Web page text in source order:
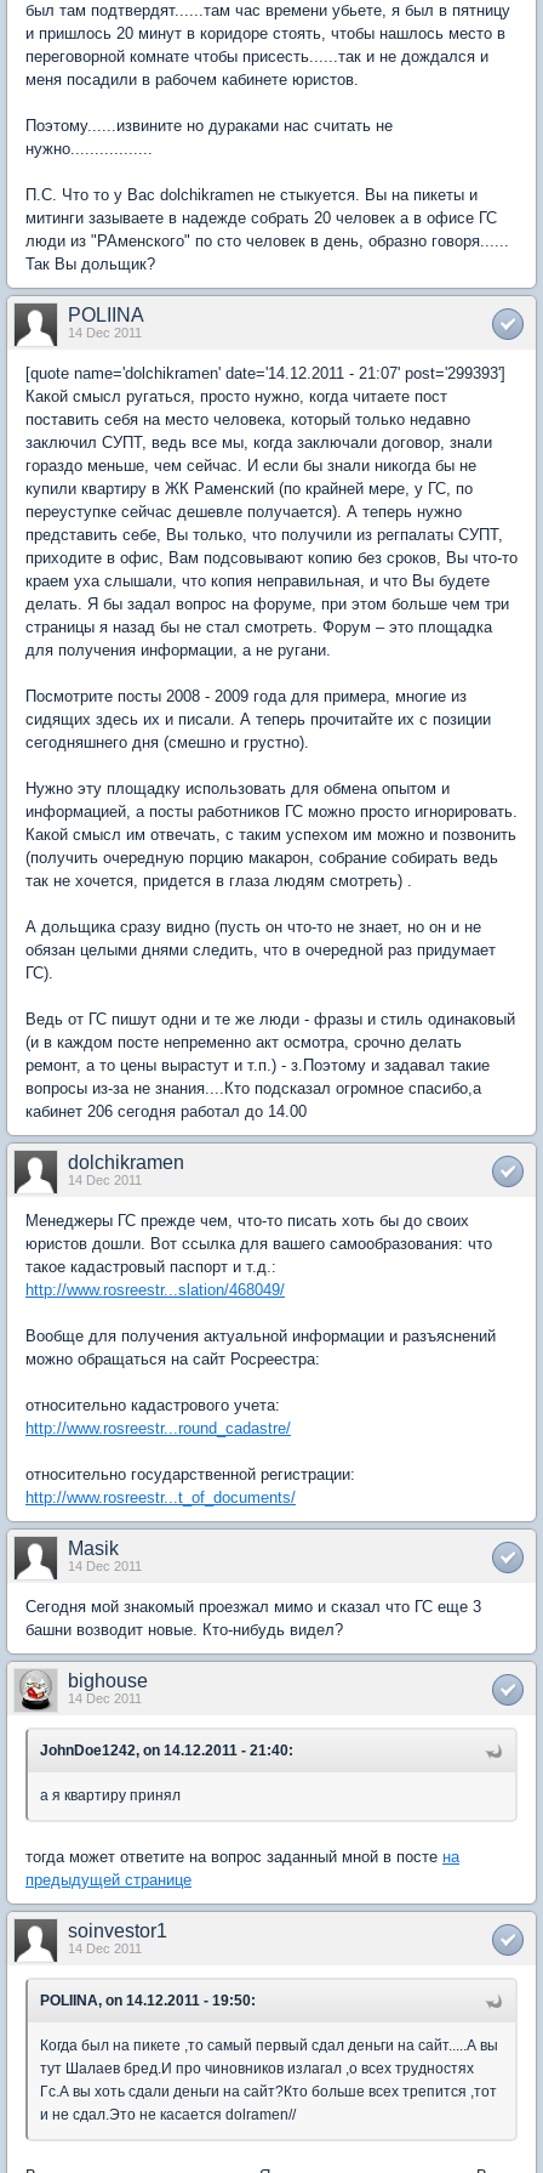
был там подтвердят......там час времени убьете, я был в пятницу
и пришлось 20 минут в коридоре стоять, чтобы нашлось место в
переговорной комнате чтобы присесть......так и не дождался и
меня посадили в рабочем кабинете юристов.
Поэтому......извините но дураками нас считать не
нужно.................
П.С. Что то у Вас dolchikramen не стыкуется. Вы на пикеты и
митинги зазываете в надежде собрать 20 человек а в офисе ГС
люди из "РАменского" по сто человек в день, образно говоря......
Так Вы дольщик?
POLIINA
14 Dec 2011
[quote name='dolchikramen' date='14.12.2011 - 21:07' post='299393']
Какой смысл ругаться, просто нужно, когда читаете пост
поставить себя на место человека, который только недавно
заключил СУПТ, ведь все мы, когда заключали договор, знали
гораздо меньше, чем сейчас. И если бы знали никогда бы не
купили квартиру в ЖК Раменский (по крайней мере, у ГС, по
переуступке сейчас дешевле получается). А теперь нужно
представить себе, Вы только, что получили из регпалаты СУПТ,
приходите в офис, Вам подсовывают копию без сроков, Вы что-то
краем уха слышали, что копия неправильная, и что Вы будете
делать. Я бы задал вопрос на форуме, при этом больше чем три
страницы я назад бы не стал смотреть. Форум – это площадка
для получения информации, а не ругани.
Посмотрите посты 2008 - 2009 года для примера, многие из
сидящих здесь их и писали. А теперь прочитайте их с позиции
сегодняшнего дня (смешно и грустно).
Нужно эту площадку использовать для обмена опытом и
информацией, а посты работников ГС можно просто игнорировать.
Какой смысл им отвечать, с таким успехом им можно и позвонить
(получить очередную порцию макарон, собрание собирать ведь
так не хочется, придется в глаза людям смотреть) .
А дольщика сразу видно (пусть он что-то не знает, но он и не
обязан целыми днями следить, что в очередной раз придумает
ГС).
Ведь от ГС пишут одни и те же люди - фразы и стиль одинаковый
(и в каждом посте непременно акт осмотра, срочно делать
ремонт, а то цены вырастут и т.п.) - з.Поэтому и задавал такие
вопросы из-за не знания....Кто подсказал огромное спасибо,а
кабинет 206 сегодня работал до 14.00
dolchikramen
14 Dec 2011
Менеджеры ГС прежде чем, что-то писать хоть бы до своих
юристов дошли. Вот ссылка для вашего самообразования: что
такое кадастровый паспорт и т.д.:
http://www.rosreestr...slation/468049/
Вообще для получения актуальной информации и разъяснений
можно обращаться на сайт Росреестра:
относительно кадастрового учета:
http://www.rosreestr...round_cadastre/
относительно государственной регистрации:
http://www.rosreestr...t_of_documents/
Masik
14 Dec 2011
Сегодня мой знакомый проезжал мимо и сказал что ГС еще 3
башни возводит новые. Кто-нибудь видел?
bighouse
14 Dec 2011
JohnDoe1242, on 14.12.2011 - 21:40:
а я квартиру принял
тогда может ответите на вопрос заданный мной в посте на
предыдущей странице
soinvestor1
14 Dec 2011
POLIINA, on 14.12.2011 - 19:50:
Когда был на пикете ,то самый первый сдал деньги на сайт.....А вы
тут Шалаев бред.И про чиновников излагал ,о всех трудностях
Гс.А вы хоть сдали деньги на сайт?Кто больше всех трепится ,тот
и не сдал.Это не касается dolramen//